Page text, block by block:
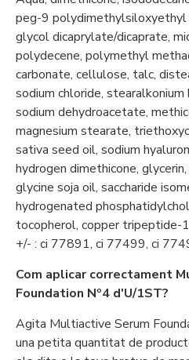
peg-9 polydimethylsiloxyethyl
glycol dicaprylate/dicaprate,
polydecene, polymethyl
carbonate, cellulose, talc,
sodium chloride,
sodium dehydroacetate,
magnesium stearate,
sativa seed oil, sodium
hydrogen dimethicone,
glycine soja oil, saccharide
hydrogenated
tocopherol, copper tripeptide-
+/- : ci 77891, ci 77499, ci
Com aplicar correctament
Foundation Nº4 d'U/1ST?
Agita Multiactive Serum
una petita quantitat de